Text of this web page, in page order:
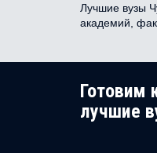
Лучшие вузы
академий,
Готовим
лучшие